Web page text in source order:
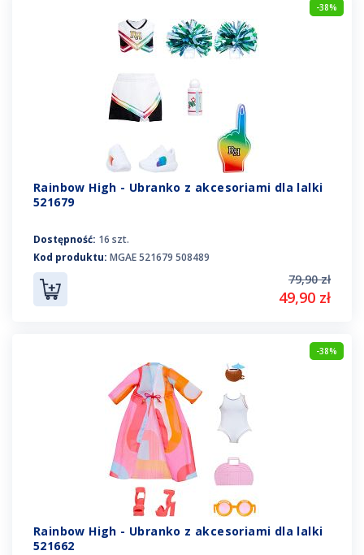
-38%
Rainbow High - Ubranko z akcesoriami dla lalki
521679
Dostępność: 16 szt.
Kod produktu: MGAE 521679 508489
79,90 zł
49,90 zł
-38%
Rainbow High - Ubranko z akcesoriami dla lalki
521662